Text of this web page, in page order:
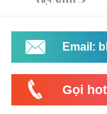
Email:
Gọi